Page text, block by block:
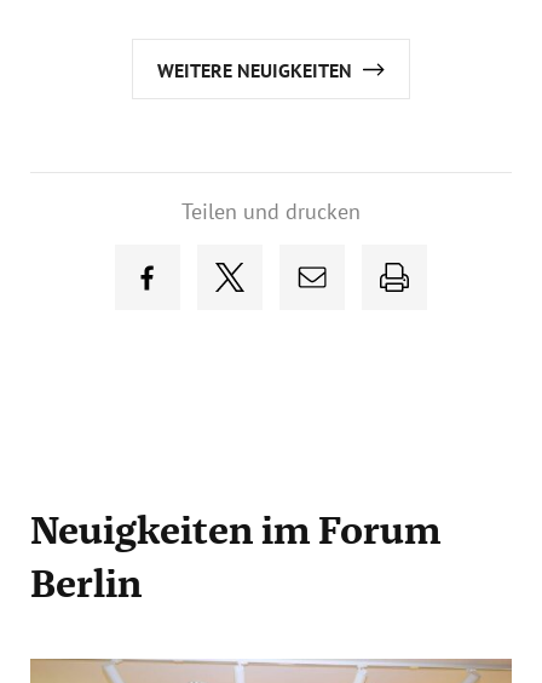
WEITERE NEUIGKEITEN
Teilen und drucken
Neuigkeitenim Forum
Berlin